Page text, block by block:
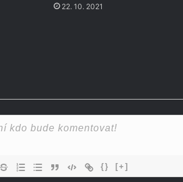
22. 10. 2021
{} [+]